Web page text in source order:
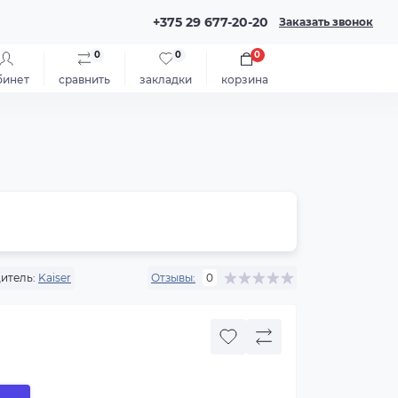
+375 29 677-20-20 Заказать звонок
сравнить
0
закладки
0
корзина
0
Kaiser Отзывы: 0